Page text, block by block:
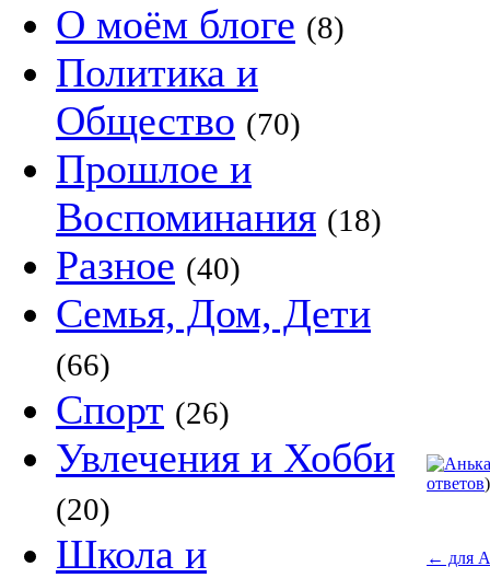
О моём блоге (8)
Политика и
Общество (70)
Прошлое и
Воспоминания (18)
Разное (40)
Семья, Дом, Дети
(66)
Спорт (26)
Увлечения и Хобби
(20)
Школа и
ответов)
← для